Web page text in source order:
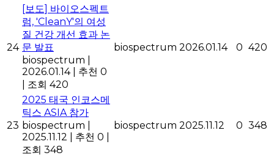
24
[보도] 바이오스펙트
럼, 'CleanY'의 여성
질 건강 개선 효과 논
문 발표
biospectrum
2026.01.14
추천 0
조회 420
biospectrum 2026.01.14 0 420
23
2025 태국 인코스메
틱스 ASIA 참가
biospectrum
2025.11.12
추천 0
조회 348
biospectrum 2025.11.12 0 348